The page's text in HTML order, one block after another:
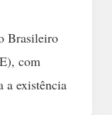
Brasileiro
com
a existência